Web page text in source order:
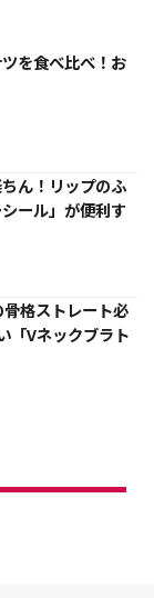
を食べ比べ！お
ん！リップのふ
ール」が便利す
骨格ストレート必
「Vネックブラト